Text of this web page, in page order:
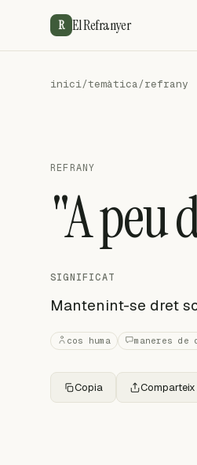
R El Refranyer
inici/temàtica/refrany
REFRANY
"A peu
SIGNIFICAT
Mantenint-se dret
cos huma maneres de
Copia Comparteix